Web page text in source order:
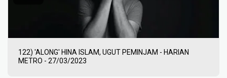
122) 'ALONG' HINA ISLAM, UGUT PEMINJAM - HARIAN
METRO - 27/03/2023